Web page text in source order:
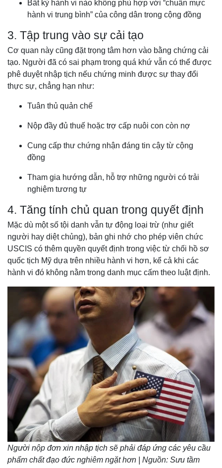
Bất kỳ hành vi nào không phù hợp với “chuẩn mực
hành vi trung bình” của công dân trong cộng đồng
3. Tập trung vào sự cải tạo
Cơ quan này cũng đặt trọng tâm hơn vào bằng chứng cải
tạo. Người đã có sai phạm trong quá khứ vẫn có thể được
phê duyệt nhập tịch nếu chứng minh được sự thay đổi
thực sự, chẳng hạn như:
Tuân thủ quản chế
Nộp đầy đủ thuế hoặc trợ cấp nuôi con còn nợ
Cung cấp thư chứng nhận đáng tin cậy từ cộng
đồng
Tham gia hướng dẫn, hỗ trợ những người có trải
nghiệm tương tự
4. Tăng tính chủ quan trong quyết định
Mặc dù một số tội danh vẫn tự động loại trừ (như giết
người hay diệt chủng), bản ghi nhớ cho phép viên chức
USCIS có thêm quyền quyết định trong việc từ chối hồ sơ
quốc tịch Mỹ dựa trên nhiều hành vi hơn, kể cả khi các
hành vi đó không nằm trong danh mục cấm theo luật định.
Người nộp đơn xin nhập tịch sẽ phải đáp ứng các yêu cầu
phẩm chất đạo đức nghiêm ngặt hơn | Nguồn: Sưu tầm